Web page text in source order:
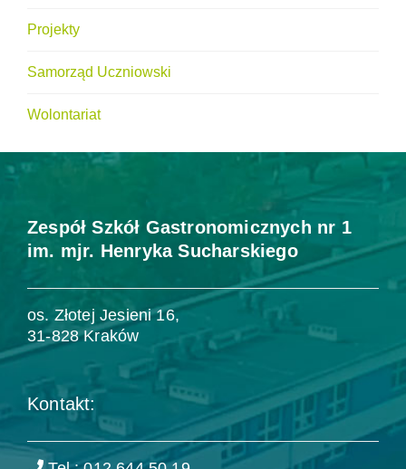
Projekty
Samorząd Uczniowski
Wolontariat
Zespół Szkół Gastronomicznych nr 1
im. mjr. Henryka Sucharskiego
os. Złotej Jesieni 16,
31-828 Kraków
Kontakt: